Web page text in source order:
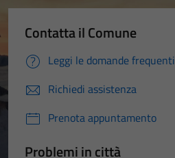
Contatta il Comune
Leggi le domande frequenti
Richiedi assistenza
Prenota appuntamento
Problemi in città